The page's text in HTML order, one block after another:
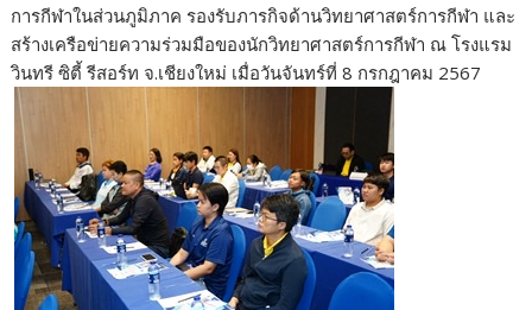
การกีฬาในส่วนภูมิภาค รองรับภารกิจด้านวิทยาศาสตร์การกีฬา และ
สร้างเครือข่ายความร่วมมือของนักวิทยาศาสตร์การกีฬา ณ โรงแรม
วินทรี ซิตี้ รีสอร์ท จ.เชียงใหม่ เมื่อวันจันทร์ที่ 8 กรกฎาคม 2567